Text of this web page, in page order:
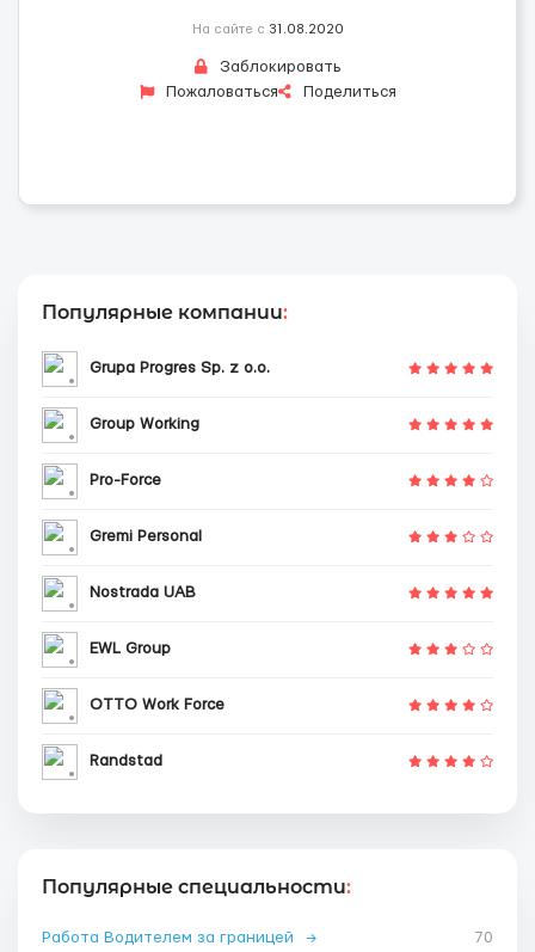
На сайте с 31.08.2020
Заблокировать
Пожаловаться
Поделиться
Популярные компании:
Grupa Progres Sp. z o.o.
Group Working
Pro-Force
Gremi Personal
Nostrada UAB
EWL Group
OTTO Work Force
Randstad
Популярные специальности:
Работа Водителем за границей → 70